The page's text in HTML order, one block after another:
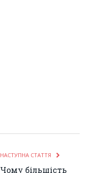
НАСТУПНА СТАТТЯ
Чому більшість